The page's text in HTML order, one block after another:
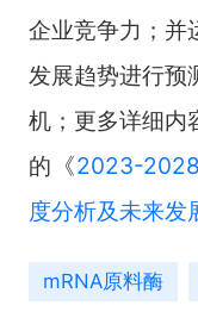
企业竞争力；并
发展趋势进行预
机；更多详细内
的《2023-
度分析及未来发
mRNA原料酶